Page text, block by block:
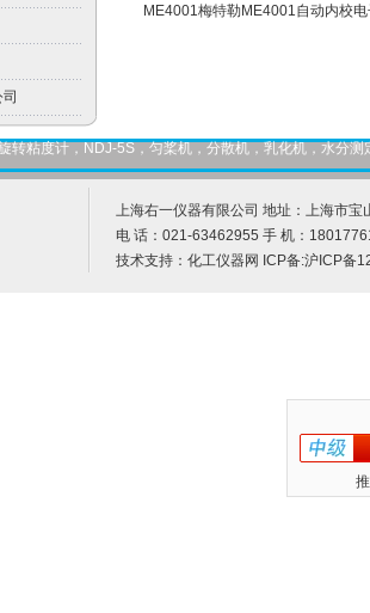
ME4001梅特勒ME4001自动内校
转粘度计，NDJ-5S，匀桨机，分散机，乳化机，水分
上海右一仪器有限公司 地址：上海市宝
电 话：021-63462955 手 机：
技术支持： 化工仪器网 ICP备:沪ICP备